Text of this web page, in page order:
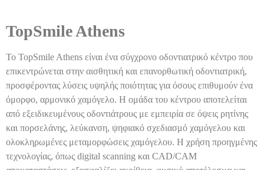
TopSmile Athens
Το TopSmile Athens είναι ένα σύγχρονο οδοντιατρικό κέντρο που
επικεντρώνεται στην αισθητική και επανορθωτική οδοντιατρική,
προσφέροντας λύσεις υψηλής ποιότητας για όσους επιθυμούν ένα
όμορφο, αρμονικό χαμόγελο. Η ομάδα του κέντρου αποτελείται
από εξειδικευμένους οδοντιάτρους με εμπειρία σε όψεις ρητίνης
και πορσελάνης, λεύκανση, ψηφιακό σχεδιασμό χαμόγελου και
ολοκληρωμένες μεταμορφώσεις χαμόγελου. Η χρήση προηγμένης
τεχνολογίας, όπως digital scanning και CAD/CAM